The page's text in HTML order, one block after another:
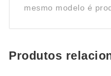
mesmo modelo é
Produtos